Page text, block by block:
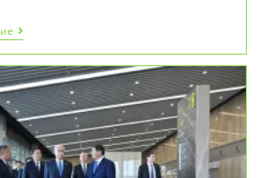
Проректор
Университета
Ковентри:
Казахстан
Создаёт
Экосистему
Знаний
Для
Международного
Образования